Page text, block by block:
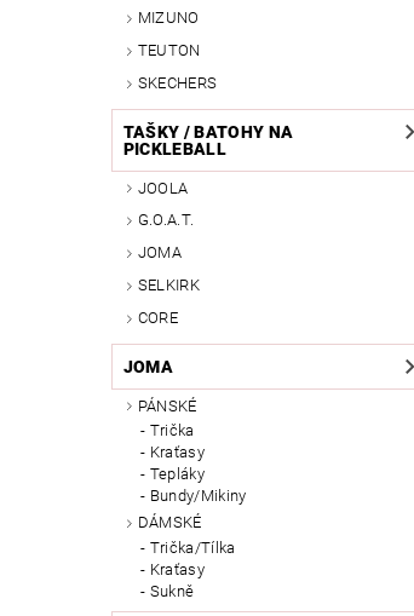
MIZUNO
TEUTON
SKECHERS
TAŠKY / BATOHY NA
PICKLEBALL
JOOLA
G.O.A.T.
JOMA
SELKIRK
CORE
JOMA
PÁNSKÉ
Trička
Kraťasy
Tepláky
Bundy/Mikiny
DÁMSKÉ
Trička/Tílka
Kraťasy
Sukně